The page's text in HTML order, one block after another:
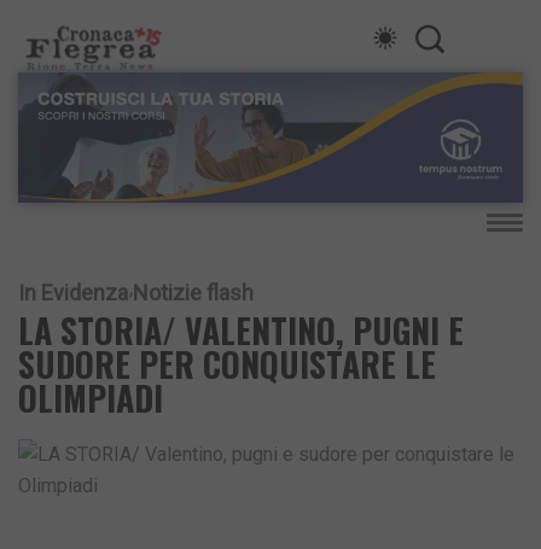
In Evidenza Notizie flash
LA STORIA/ VALENTINO, PUGNI E
SUDORE PER CONQUISTARE LE
OLIMPIADI